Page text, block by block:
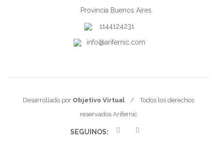
Provincia Buenos Aires.
1144124231
info@arifernic.com
Desarrollado por Objetivo Virtual/ Todos los derechos
reservados Arifernic
SEGUINOS: